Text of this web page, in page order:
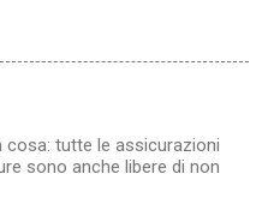
cosa: tutte le assicurazioni
sono anche libere di non